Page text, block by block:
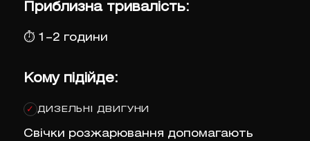
Приблизна тривалість:
⏱ 1–2 години
Кому підійде:
✓ ДИЗЕЛЬНІ ДВИГУНИ
Свічки розжарювання допомагають